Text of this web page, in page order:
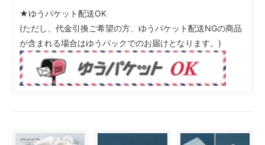
★ゆうパケット配送OK
(ただし、代金引換ご希望の方、ゆうパケット配送NGの商品
が含まれる場合はゆうパックでのお届けとなります。)